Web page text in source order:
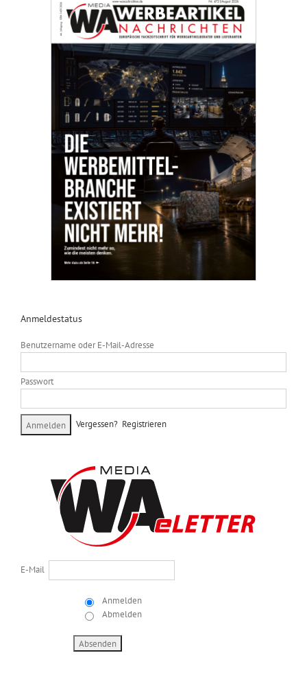
Anmeldestatus
Benutzername oder E-Mail-Adresse
Passwort
Vergessen? Registrieren
E-Mail
Anmelden
Abmelden